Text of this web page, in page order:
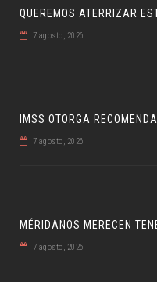
QUEREMOS ATERRIZAR
7 agosto, 2026
IMSS OTORGA
7 agosto, 2026
MÉRIDANOS MERECEN
7 agosto, 2026